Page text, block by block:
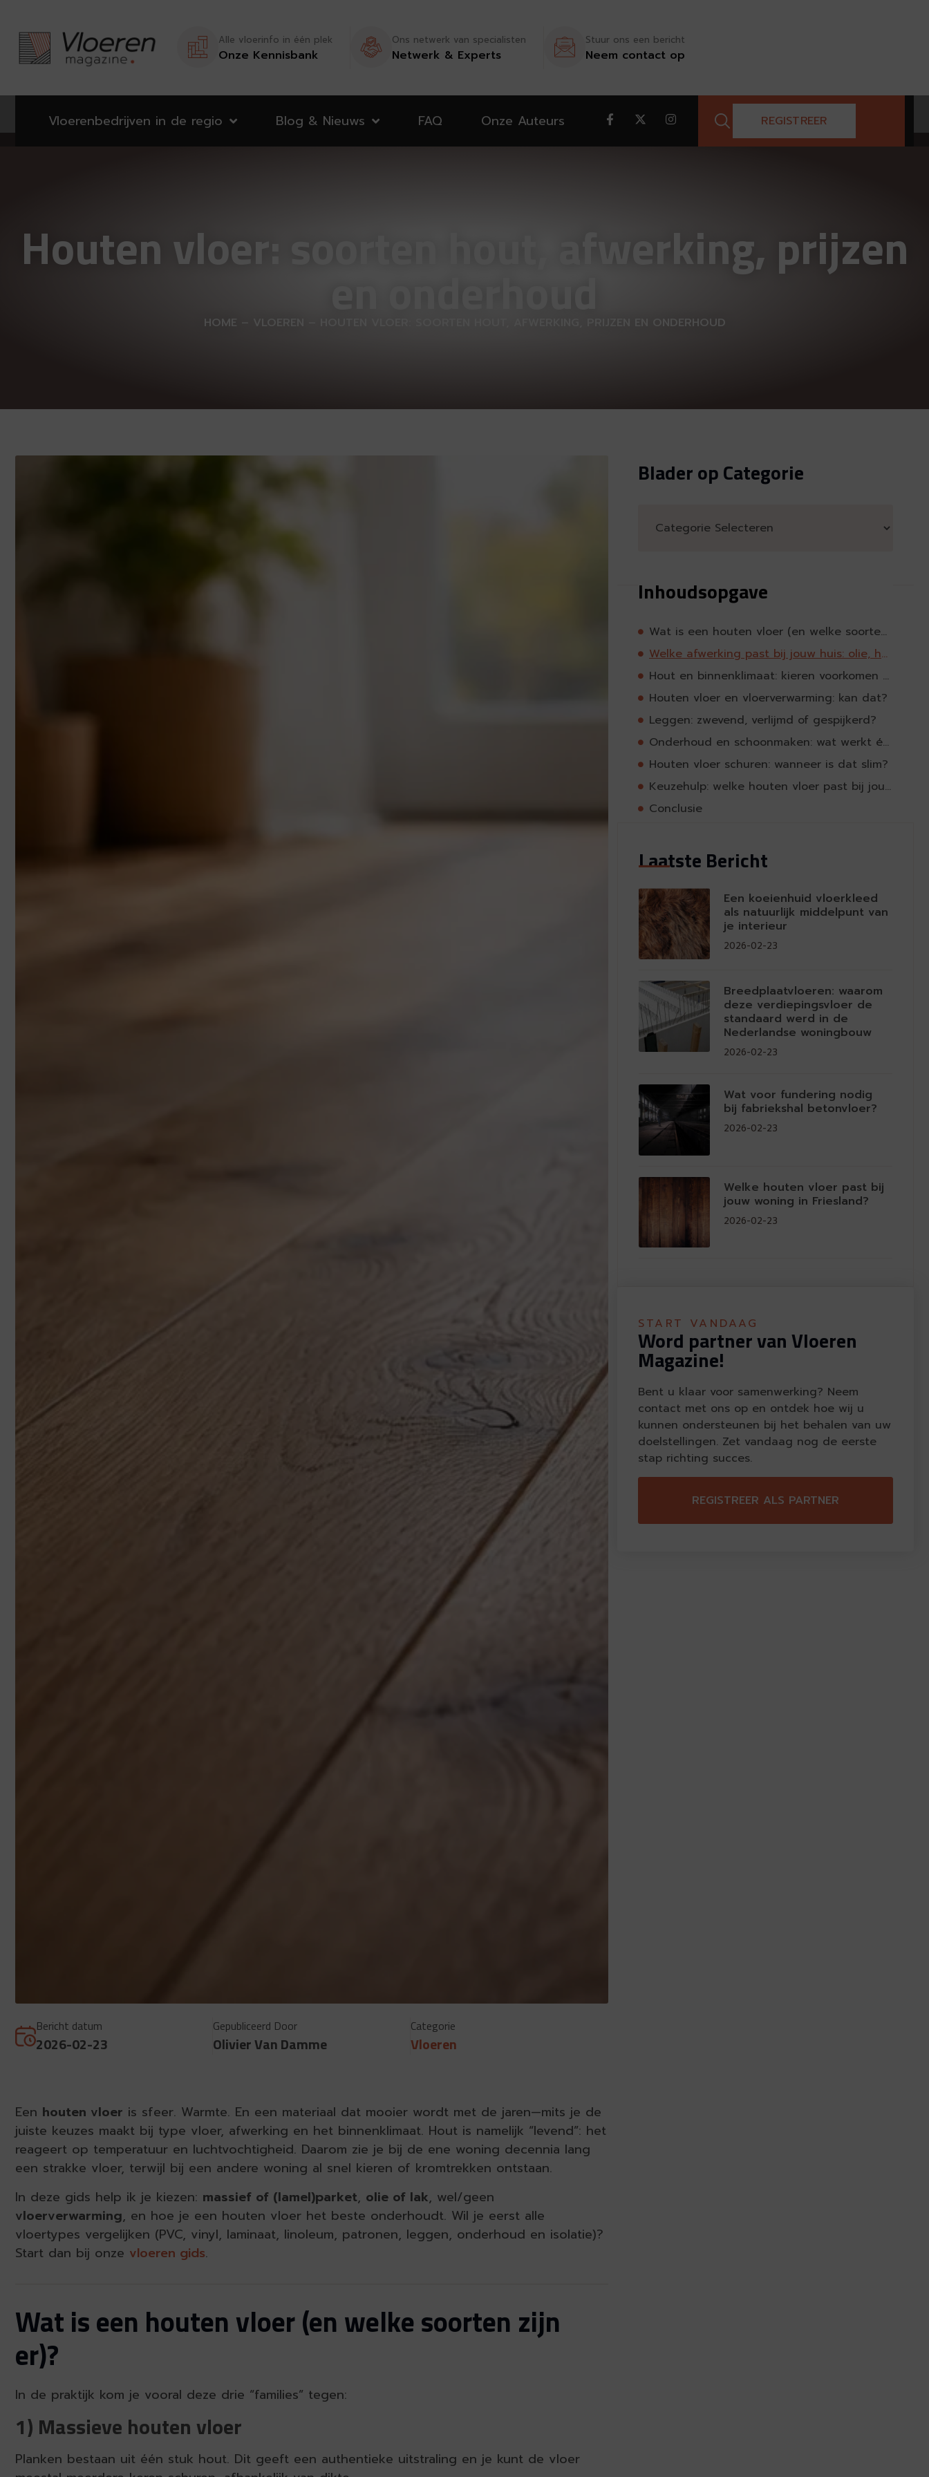
Alle vloerinfo in één plek
Onze Kennisbank
Ons netwerk van specialisten
Netwerk & Experts
Stuur ons een bericht
Neem contact op
Vloerenbedrijven in de regio Blog & Nieuws FAQ Onze Auteurs REGISTREER
Houten vloer: soorten hout, afwerking, prijzen
HOME – VLOEREN HOUTEN VLOER: SOORTEN HOUT, AFWERKING, PRIJZEN EN ONDERHOUD
Bericht datum
2026-02-23
Gepubliceerd Door
Olivier Van Damme
Categorie
Vloeren
Een houten vloer is sfeer. Warmte. En een materiaal dat mooier wordt met de jaren—mits je de
juiste keuzes maakt bij type vloer, afwerking en het binnenklimaat. Hout is namelijk “levend”: het
reageert op temperatuur en luchtvochtigheid. Daarom zie je bij de ene woning decennia lang
een strakke vloer, terwijl bij een andere woning al snel kieren of kromtrekken ontstaan.
In deze gids help ik je kiezen: massief of (lamel)parket, olie of lak, wel/geen
vloerverwarming, en hoe je een houten vloer het beste onderhoudt. Wil je eerst alle
vloertypes vergelijken (PVC, vinyl, laminaat, linoleum, patronen, leggen, onderhoud en isolatie)?
Start dan bij onze vloeren gids.
Wat is een houten vloer (en welke soorten zijn
er)?
In de praktijk kom je vooral deze drie “families” tegen:
1) Massieve houten vloer
Planken bestaan uit één stuk hout. Dit geeft een authentieke uitstraling en je kunt de vloer
Blader op Categorie
Inhoudsopgave
Wat is een houten vloer (en welke soorten zijn er)?
Welke afwerking past bij jouw huis: olie, hardwax of lak?
Hout en binnenklimaat: kieren voorkomen begint bij luchtvochtigheid
Houten vloer en vloerverwarming: kan dat?
Leggen: zwevend, verlijmd of gespijkerd?
Onderhoud en schoonmaken: wat werkt écht?
Houten vloer schuren: wanneer is dat slim?
Keuzehulp: welke houten vloer past bij jouw situatie?
Conclusie
Laatste Bericht
Een koeienhuid vloerkleed
als natuurlijk middelpunt van
je interieur
2026-02-23
Breedplaatvloeren: waarom
deze verdiepingsvloer de
standaard werd in de
Nederlandse woningbouw
2026-02-23
Wat voor fundering nodig
bij fabriekshal betonvloer?
2026-02-23
Welke houten vloer past bij
jouw woning in Friesland?
2026-02-23
START VANDAAG
Word partner van Vloeren
Magazine!
Bent u klaar voor samenwerking? Neem
contact met ons op en ontdek hoe wij u
kunnen ondersteunen bij het behalen van uw
doelstellingen. Zet vandaag nog de eerste
stap richting succes.
REGISTREER ALS PARTNER